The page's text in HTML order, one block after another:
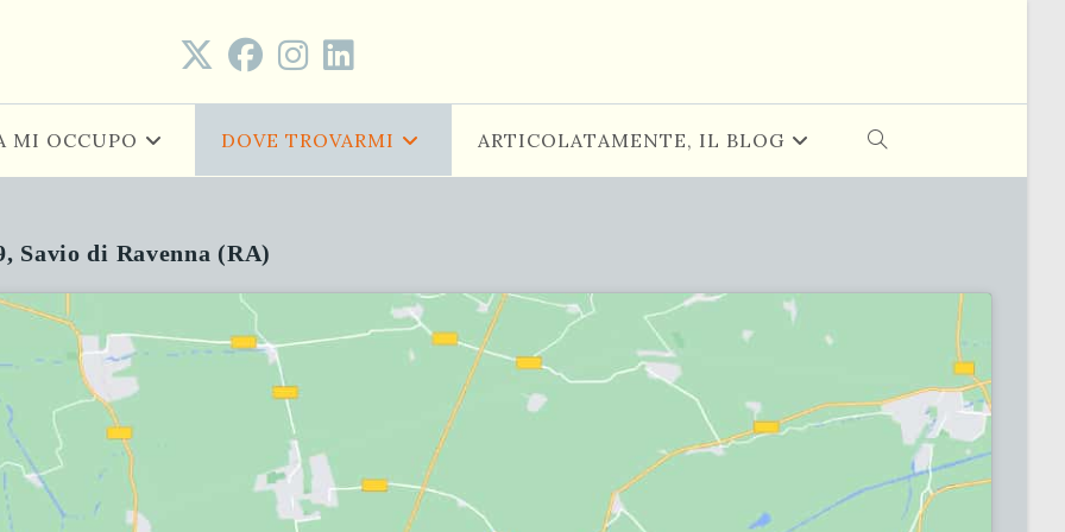
MI OCCUPO DOVE TROVARMI ARTICOLATAMENTE, IL BLOG ATTIVA/DISATTIVA
SITO
WEB
, Savio di Ravenna (RA)